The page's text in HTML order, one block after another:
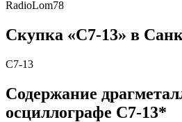
RadioLom78
Скупка «С7-13» в
С7-13
Содержание
осциллографе С7-13*